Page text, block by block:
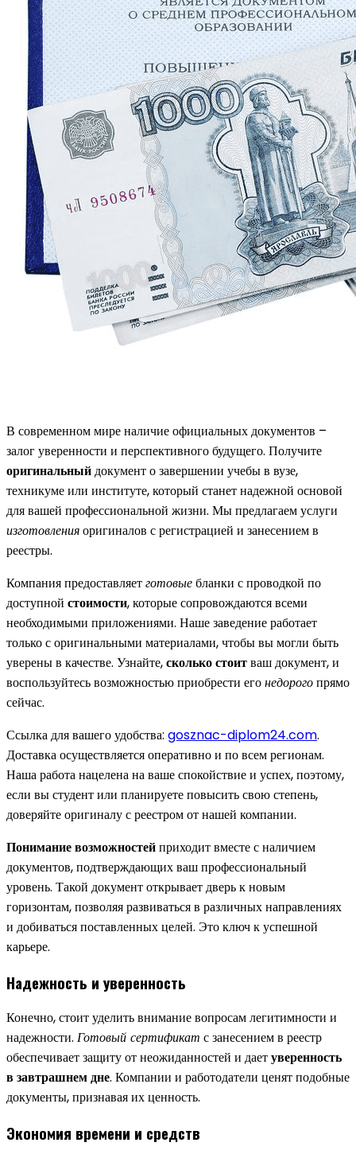
В современном мире наличие официальных документов –
залог уверенности и перспективного будущего. Получите
оригинальныйдокумент о завершении учебы в вузе,
техникуме или институте, который станет надежной основой
для вашей профессиональной жизни. Мы предлагаем услуги
изготовленияоригиналов с регистрацией и занесением в
реестры.
Компания предоставляетготовыебланки с проводкой по
доступной стоимости, которые сопровождаются всеми
необходимыми приложениями. Наше заведение работает
только с оригинальными материалами, чтобы вы могли быть
уверены в качестве. Узнайте,сколько стоитваш документ, и
воспользуйтесь возможностью приобрести егонедорогопрямо
сейчас.
Ссылка для вашего удобства: gosznac-diplom24.com.
Доставка осуществляется оперативно и по всем регионам.
Наша работа нацелена на ваше спокойствие и успех, поэтому,
если вы студент или планируете повысить свою степень,
доверяйте оригиналу с реестром от нашей компании.
Понимание возможностейприходит вместе с наличием
документов, подтверждающих ваш профессиональный
уровень. Такой документ открывает дверь к новым
горизонтам, позволяя развиваться в различных направлениях
и добиваться поставленных целей. Это ключ к успешной
карьере.
Надежность и уверенность
Конечно, стоит уделить внимание вопросам легитимности и
надежности. Готовый сертификат с занесением в реестр
обеспечивает защиту от неожиданностей и даетуверенность
в завтрашнем дне. Компании и работодатели ценят подобные
документы, признавая их ценность.
Экономия времени и средств